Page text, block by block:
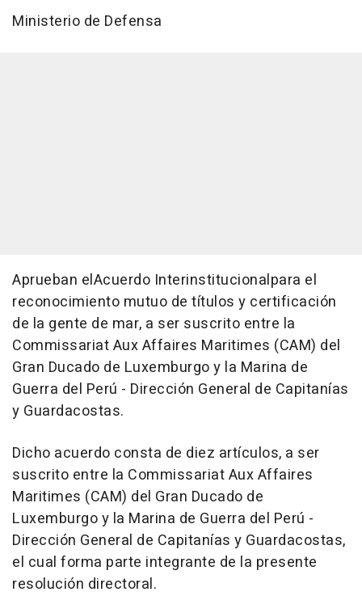
Ministerio de Defensa
Aprueban elAcuerdo Interinstitucionalpara el
reconocimiento mutuo de títulos y certificación
de la gente de mar, a ser suscrito entre la
Commissariat Aux Affaires Maritimes (CAM) del
Gran Ducado de Luxemburgo y la Marina de
Guerra del Perú - Dirección General de Capitanías
y Guardacostas.
Dicho acuerdo consta de diez artículos, a ser
suscrito entre la Commissariat Aux Affaires
Maritimes (CAM) del Gran Ducado de
Luxemburgo y la Marina de Guerra del Perú -
Dirección General de Capitanías y Guardacostas,
el cual forma parte integrante de la presente
resolución directoral.